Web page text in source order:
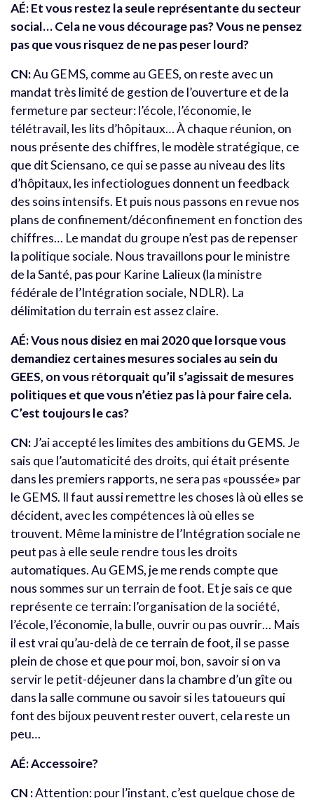
AÉ: Et vous restez la seule représentante du secteur
social… Cela ne vous décourage pas? Vous ne pensez
pas que vous risquez de ne pas peser lourd?
CN:Au GEMS, comme au GEES, on reste avec un
mandat très limité de gestion de l’ouverture et de la
fermeture par secteur: l’école, l’économie, le
télétravail, les lits d’hôpitaux… À chaque réunion, on
nous présente des chiffres, le modèle stratégique, ce
que dit Sciensano, ce qui se passe au niveau des lits
d’hôpitaux, les infectiologues donnent un feedback
des soins intensifs. Et puis nous passons en revue nos
plans de confinement/déconfinement en fonction des
chiffres… Le mandat du groupe n’est pas de repenser
la politique sociale. Nous travaillons pour le ministre
de la Santé, pas pour Karine Lalieux (la ministre
fédérale de l’Intégration sociale, NDLR). La
délimitation du terrain est assez claire.
AÉ: Vous nous disiez en mai 2020 que lorsque vous
demandiez certaines mesures sociales au sein du
GEES, on vous rétorquait qu’il s’agissait de mesures
politiques et que vous n’étiez pas là pour faire cela.
C’est toujours le cas?
CN:J’ai accepté les limites des ambitions du GEMS. Je
sais que l’automaticité des droits, qui était présente
dans les premiers rapports, ne sera pas «poussée» par
le GEMS. Il faut aussi remettre les choses là où elles se
décident, avec les compétences là où elles se
trouvent. Même la ministre de l’Intégration sociale ne
peut pas à elle seule rendre tous les droits
automatiques. Au GEMS, je me rends compte que
nous sommes sur un terrain de foot. Et je sais ce que
représente ce terrain: l’organisation de la société,
l’école, l’économie, la bulle, ouvrir ou pas ouvrir… Mais
il est vrai qu’au-delà de ce terrain de foot, il se passe
plein de chose et que pour moi, bon, savoir si on va
servir le petit-déjeuner dans la chambre d’un gîte ou
dans la salle commune ou savoir si les tatoueurs qui
font des bijoux peuvent rester ouvert, cela reste un
peu…
AÉ: Accessoire?
CN :Attention: pour l’instant, c’est quelque chose de